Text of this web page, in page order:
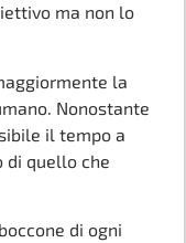
ma non lo
la
Nonostante
il tempo a
di quello che
di ogni